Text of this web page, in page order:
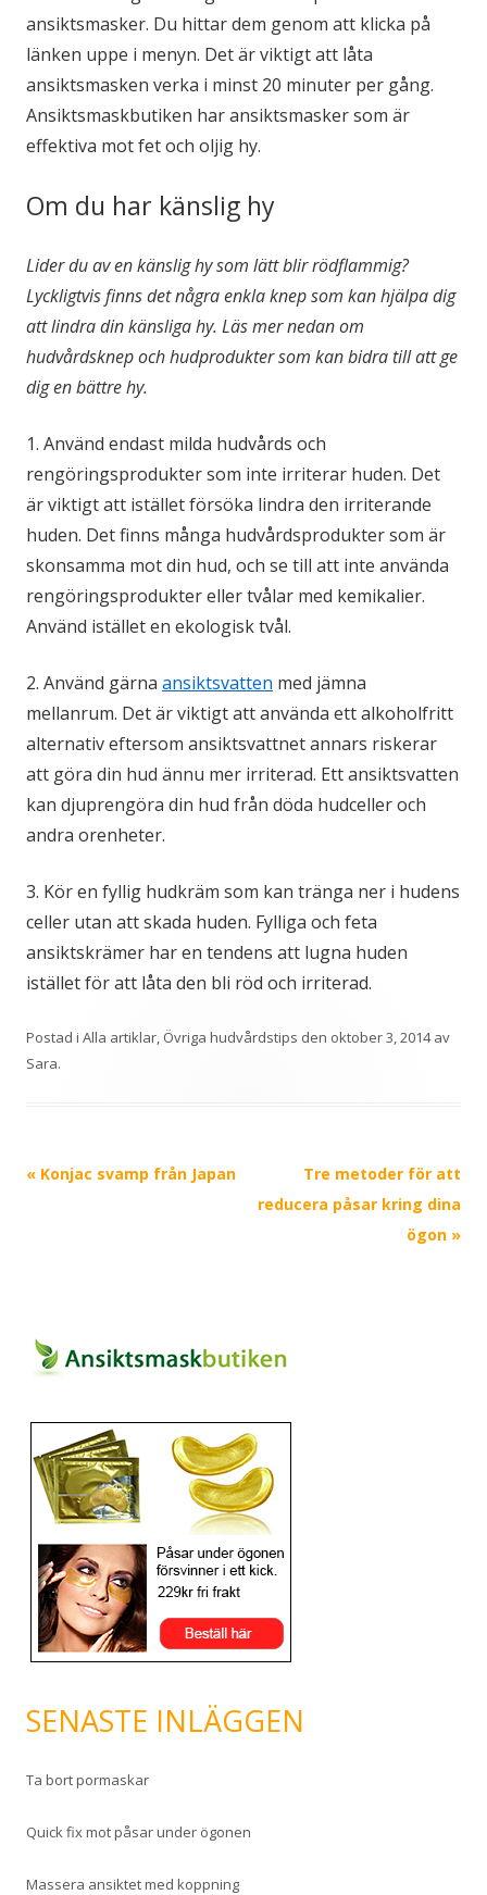
ansiktsmasker. Du hittar dem genom att klicka på
länken uppe i menyn. Det är viktigt att låta
ansiktsmasken verka i minst 20 minuter per gång.
Ansiktsmaskbutiken har ansiktsmasker som är
effektiva mot fet och oljig hy.
Om du har känslig hy
Lider du av en känslig hy som lätt blir rödflammig?
Lyckligtvis finns det några enkla knep som kan hjälpa dig
att lindra din känsliga hy. Läs mer nedan om
hudvårdsknep och hudprodukter som kan bidra till att ge
dig en bättre hy.
1. Använd endast milda hudvårds och
rengöringsprodukter som inte irriterar huden. Det
är viktigt att istället försöka lindra den irriterande
huden. Det finns många hudvårdsprodukter som är
skonsamma mot din hud, och se till att inte använda
rengöringsprodukter eller tvålar med kemikalier.
Använd istället en ekologisk tvål.
2. Använd gärna ansiktsvatten med jämna
mellanrum. Det är viktigt att använda ett alkoholfritt
alternativ eftersom ansiktsvattnet annars riskerar
att göra din hud ännu mer irriterad. Ett ansiktsvatten
kan djuprengöra din hud från döda hudceller och
andra orenheter.
3. Kör en fyllig hudkräm som kan tränga ner i hudens
celler utan att skada huden. Fylliga och feta
ansiktskrämer har en tendens att lugna huden
istället för att låta den bli röd och irriterad.
Postad i Alla artiklar, Övriga hudvårdstips den oktober 3, 2014av
Sara.
Inläggsnavigering
« Konjac svamp från Japan
Tre metoder för att
reducera påsar kring dina
ögon »
SENASTE INLÄGGEN
Ta bort pormaskar
Quick fix mot påsar under ögonen
Massera ansiktet med koppning